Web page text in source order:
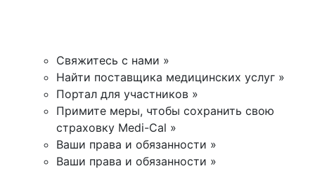
Свяжитесь с нами »
Найти поставщика медицинских услуг »
Портал для участников »
Примите меры, чтобы сохранить свою
страховку Medi-Cal »
Ваши права и обязанности »
Ваши права и обязанности »